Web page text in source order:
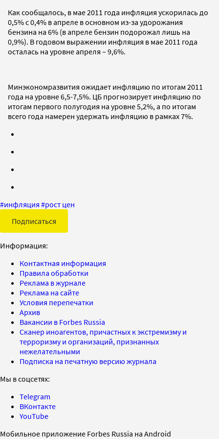
Как сообщалось, в мае 2011 года инфляция ускорилась до
0,5% с 0,4% в апреле в основном из-за удорожания
бензина на 6% (в апреле бензин подорожал лишь на
0,9%). В годовом выражении инфляция в мае 2011 года
осталась на уровне апреля – 9,6%.
Минэкономразвития ожидает инфляцию по итогам 2011
года на уровне 6,5-7,5%. ЦБ прогнозирует инфляцию по
итогам первого полугодия на уровне 5,2%, а по итогам
всего года намерен удержать инфляцию в рамках 7%.
#инфляция #рост цен
Подписаться
Информация:
Контактная информация
Правила обработки
Реклама в журнале
Реклама на сайте
Условия перепечатки
Архив
Вакансии в Forbes Russia
Сканер иноагентов, причастных к экстремизму и
терроризму и организаций, признанных
нежелательными
Подписка на печатную версию журнала
Мы в соцсетях:
Telegram
ВКонтакте
YouTube
Мобильное приложение Forbes Russia на Android